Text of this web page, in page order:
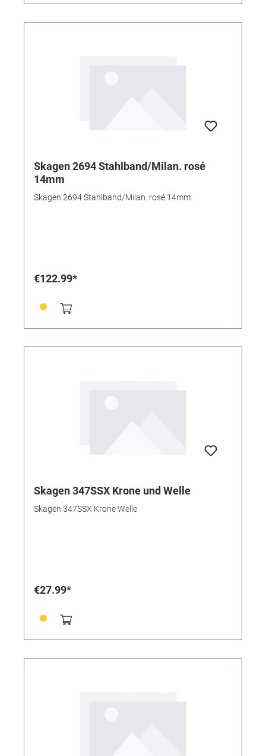
Skagen 2694 Stahlband/Milan. rosé
14mm
Skagen 2694 Stahlband/Milan. rosé 14mm
€122.99*
Skagen 347SSX Krone und Welle
Skagen 347SSX Krone Welle
€27.99*